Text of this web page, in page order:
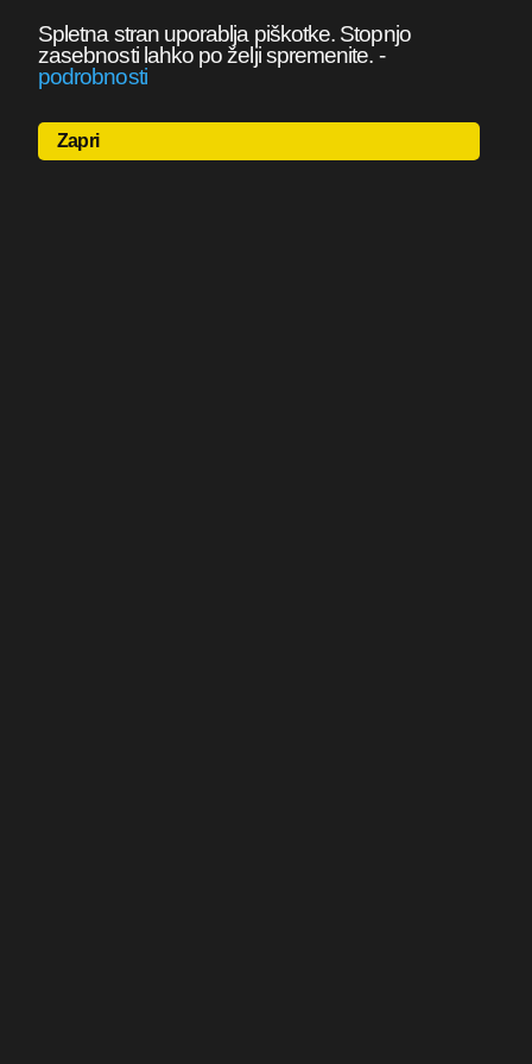
Spletna stran uporablja piškotke. Stopnjo
zasebnosti lahko po želji spremenite. -
podrobnosti
Zapri